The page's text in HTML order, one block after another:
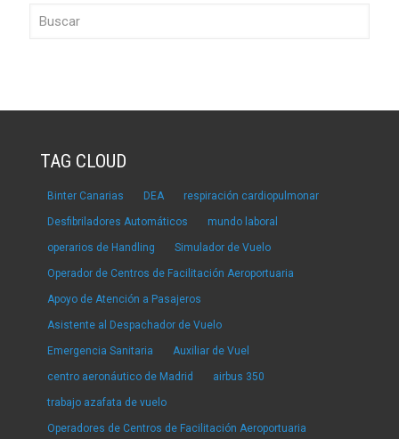
TAG CLOUD
Binter Canarias DEA respiración cardiopulmonar
Desfibriladores Automáticos mundo laboral
operarios de Handling Simulador de Vuelo
Operador de Centros de Facilitación Aeroportuaria
Apoyo de Atención a Pasajeros
Asistente al Despachador de Vuelo
Emergencia Sanitaria Auxiliar de Vuel
centro aeronáutico de Madrid airbus 350
trabajo azafata de vuelo
Operadores de Centros de Facilitación Aeroportuaria